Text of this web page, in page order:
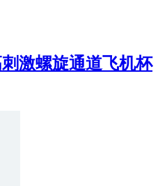
激螺旋通道飞机杯